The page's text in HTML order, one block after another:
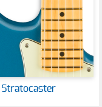
Stratocaster